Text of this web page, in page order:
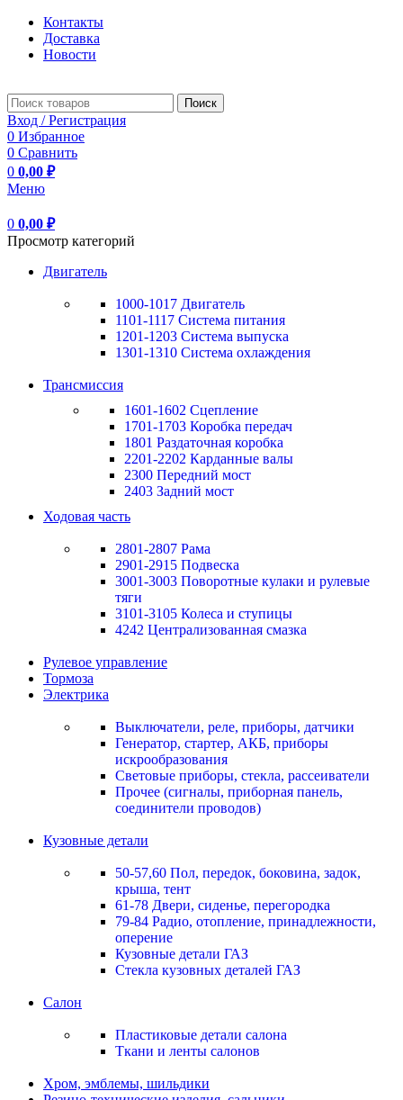
Контакты
Доставка
Новости
Поиск
Вход / Регистрация
0 Избранное
0 Сравнить
0 0,00 ₽
Меню
0 0,00 ₽
Просмотр категорий
Двигатель
1000-1017 Двигатель
1101-1117 Система питания
1201-1203 Система выпуска
1301-1310 Система охлаждения
Трансмиссия
1601-1602 Сцепление
1701-1703 Коробка передач
1801 Раздаточная коробка
2201-2202 Карданные валы
2300 Передний мост
2403 Задний мост
Ходовая часть
2801-2807 Рама
2901-2915 Подвеска
3001-3003 Поворотные кулаки и рулевые
тяги
3101-3105 Колеса и ступицы
4242 Централизованная смазка
Рулевое управление
Тормоза
Электрика
Выключатели, реле, приборы, датчики
Генератор, стартер, АКБ, приборы
искрообразования
Световые приборы, стекла, рассеиватели
Прочее (сигналы, приборная панель,
соединители проводов)
Кузовные детали
50-57,60 Пол, передок, боковина, задок,
крыша, тент
61-78 Двери, сиденье, перегородка
79-84 Радио, отопление, принадлежности,
оперение
Кузовные детали ГАЗ
Стекла кузовных деталей ГАЗ
Салон
Пластиковые детали салона
Ткани и ленты салонов
Хром, эмблемы, шильдики